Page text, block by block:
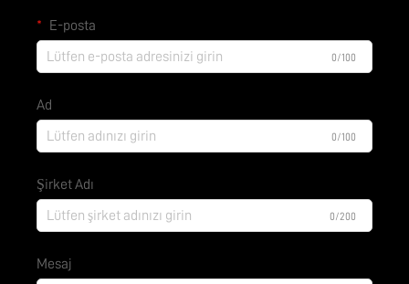
E-posta
0/100
Ad
0/100
Şirket Adı
0/200
Mesaj